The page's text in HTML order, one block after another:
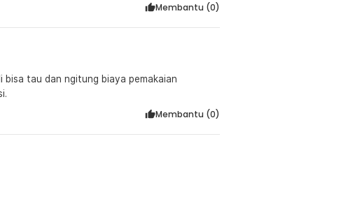
Membantu (0)
bisa tau dan ngitung biaya pemakaian
Membantu (0)